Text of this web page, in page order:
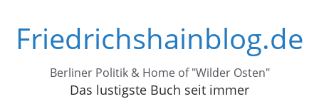
Inhalt
springen
Friedrichshainblog.de
Berliner Politik & Home of "Wilder Osten"
Das lustigste Buch seit immer